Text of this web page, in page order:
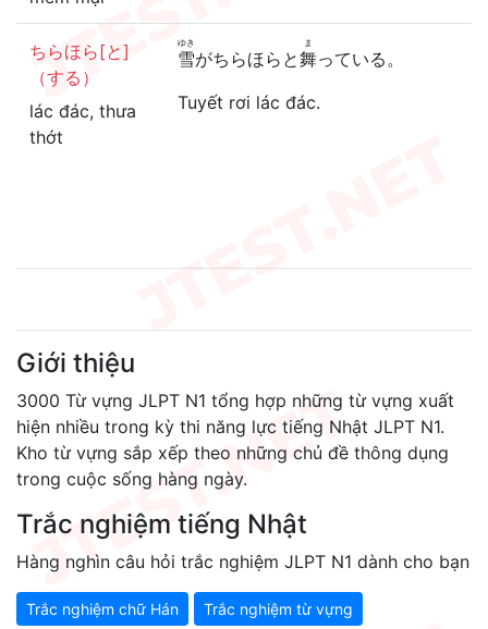
ちらほら[と]
（する）
lác đác, thưa
thớt
雪
ゆき
がちらほらと舞
ま
っている。
Tuyết rơi lác đác.
Giới thiệu
3000 Từ vựng JLPT N1 tổng hợp những từ vựng xuất
hiện nhiều trong kỳ thi năng lực tiếng Nhật JLPT N1.
Kho từ vựng sắp xếp theo những chủ đề thông dụng
trong cuộc sống hàng ngày.
Trắc nghiệm tiếng Nhật
Hàng nghìn câu hỏi trắc nghiệm JLPT N1 dành cho bạn
Trắc nghiệm chữ Hán Trắc nghiệm từ vựng